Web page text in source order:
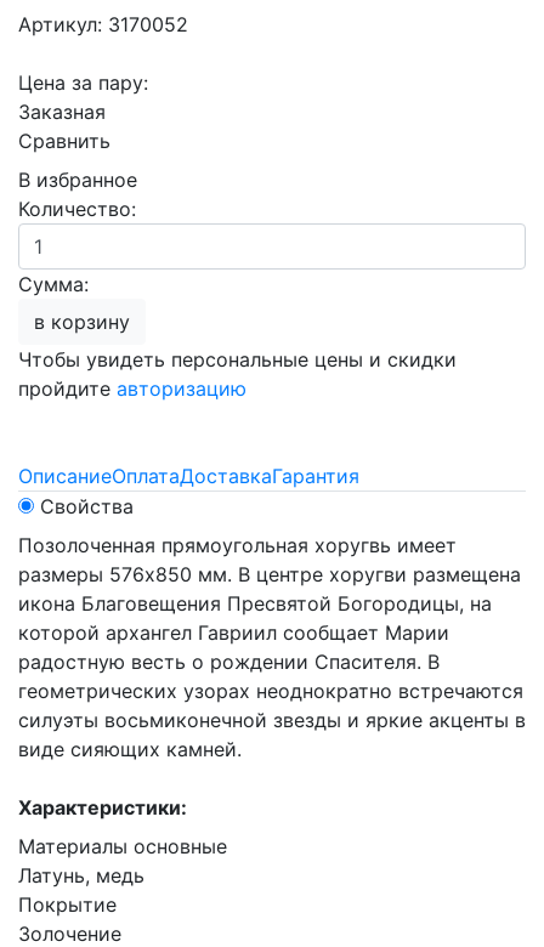
Артикул: 3170052
Цена за пару:
Заказная
Сравнить
В избранное
Количество:
Сумма:
в корзину
Чтобы увидеть персональные цены и скидки
пройдите авторизацию
ОписаниеОплатаДоставкаГарантия
Свойства
Позолоченная прямоугольная хоругвь имеет
размеры 576х850 мм. В центре хоругви размещена
икона Благовещения Пресвятой Богородицы, на
которой архангел Гавриил сообщает Марии
радостную весть о рождении Спасителя. В
геометрических узорах неоднократно встречаются
силуэты восьмиконечной звезды и яркие акценты в
виде сияющих камней.
Характеристики:
Материалы основные
Латунь, медь
Покрытие
Золочение